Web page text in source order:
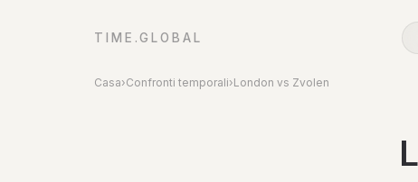
TIME.GLOBAL
Casa›Confronti temporali›London vs Zvolen